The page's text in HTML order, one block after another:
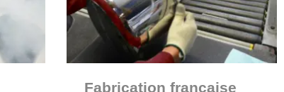
Fabrication française